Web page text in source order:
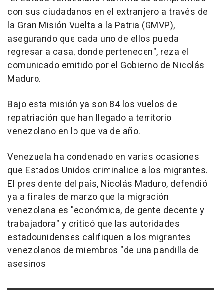
con sus ciudadanos en el extranjero a través de
la Gran Misión Vuelta a la Patria (GMVP),
asegurando que cada uno de ellos pueda
regresar a casa, donde pertenecen", reza el
comunicado emitido por el Gobierno de Nicolás
Maduro.
Bajo esta misión ya son 84 los vuelos de
repatriación que han llegado a territorio
venezolano en lo que va de año.
Venezuela ha condenado en varias ocasiones
que Estados Unidos criminalice a los migrantes.
El presidente del país, Nicolás Maduro, defendió
ya a finales de marzo que la migración
venezolana es "económica, de gente decente y
trabajadora" y criticó que las autoridades
estadounidenses califiquen a los migrantes
venezolanos de miembros "de una pandilla de
asesinos